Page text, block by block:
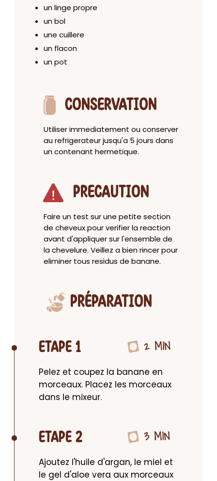
un linge propre
un bol
une cuillere
un flacon
un pot
CONSERVATION
Utiliser immediatement ou conserver
au refrigerateur jusqu'a 5 jours dans
un contenant hermetique.
PRECAUTION
Faire un test sur une petite section
de cheveux pour verifier la reaction
avant d'appliquer sur l'ensemble de
la chevelure. Veillez a bien rincer pour
eliminer tous residus de banane.
PRÉPARATION
ETAPE 1 2 MIN
Pelez et coupez la banane en
morceaux. Placez les morceaux
dans le mixeur.
ETAPE 2 3 MIN
Ajoutez l'huile d'argan, le miel et
le gel d'aloe vera aux morceaux